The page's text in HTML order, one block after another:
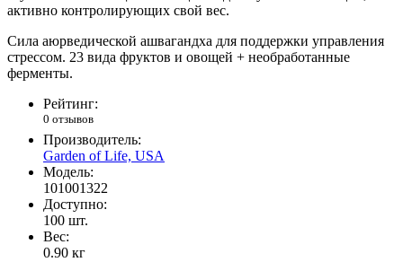
активно контролирующих свой вес.
Сила аюрведической ашвагандха для поддержки управления
стрессом. 23 вида фруктов и овощей + необработанные
ферменты.
Рейтинг:
0 отзывов
Производитель:
Garden of Life, USA
Модель:
101001322
Доступно:
100 шт.
Вес:
0.90 кг